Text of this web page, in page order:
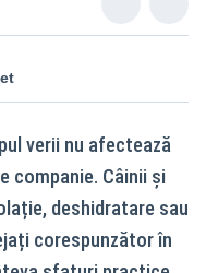
verii nu afectează
companie. Câinii și
deshidratare sau
corespunzător în